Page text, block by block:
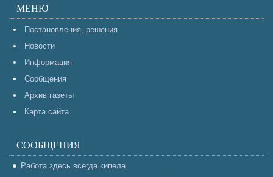
МЕНЮ
Постановления, решения
Новости
Информация
Сообщения
Архив газеты
Карта сайта
СООБЩЕНИЯ
Работа здесь всегда кипела